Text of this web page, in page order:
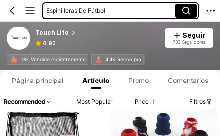
Espinilleras De Fútbol
Touch Life
4.93
Seguir
733 Seguidores
18K Vendido recientemente 4.4K Recompra
Página principal Artículo Promo Comentarios
Recommended Most Popular Price Filtros